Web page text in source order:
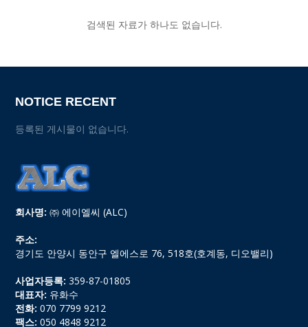
검색된 자료가 하나도 없습니다.
회사명: ㈜ 에이엘씨 (ALC)
주소:
경기도 안양시 동안구 엘에스로 76, 518호(호계동, 디오밸리)
사업자등록: 359-87-01805
대표자: 유화수
전화: 070 7799 9212
팩스: 050 4848 9212
NOTICE RECENT
등록된 게시물이 없습니다.